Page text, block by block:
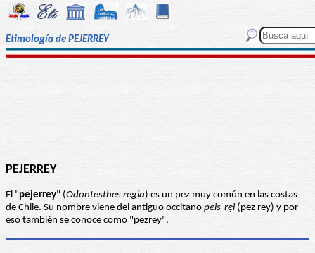
Etimología de PEJERREY
PEJERREY
El "pejerrey" (Odontesthes regia) es un pez muy común en las costas
de Chile. Su nombre viene del antiguo occitano peis-rẹi (pez rey) y por
eso también se conoce como "pezrey".